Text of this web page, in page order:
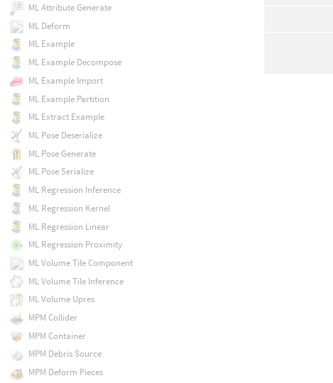
ML Attribute Generate
ML Deform
ML Example
ML Example Decompose
ML Example Import
ML Example Partition
ML Extract Example
ML Pose Deserialize
ML Pose Generate
ML Pose Serialize
ML Regression Inference
ML Regression Kernel
ML Regression Linear
ML Regression Proximity
ML Volume Tile Component
ML Volume Tile Inference
ML Volume Upres
MPM Collider
MPM Container
MPM Debris Source
MPM Deform Pieces